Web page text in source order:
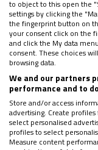
particularmente,
¡Y los milagros
Dios permaneció
las noches
renovador del
las Conferencias
(1979) que tanto
to object to this open the
settings by clicking the
the fingerprint button on
your consent click on the
and click the My data
consent. These choices
browsing data.
We and our partners
performance and to
Store and/or access
advertising. Create
select personalised
profiles to select
Measure content